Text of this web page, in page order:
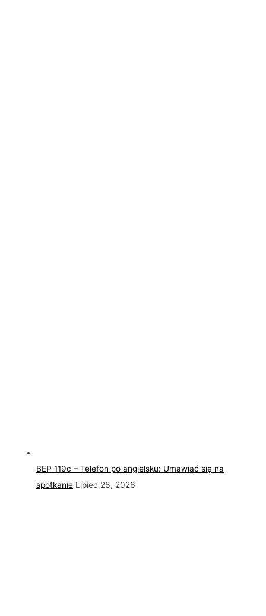
BEP 119c – Telefon po angielsku: Umawiać się na
spotkanie Lipiec 26, 2026